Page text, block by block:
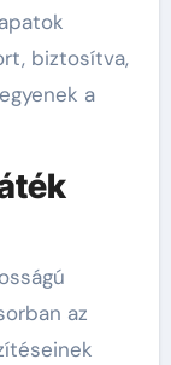
biztosítva,
a
az